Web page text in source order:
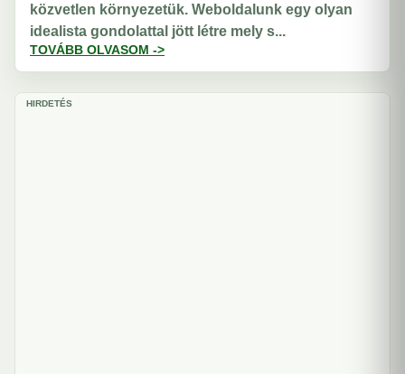
közvetlen környezetük. Weboldalunk egy olyan
idealista gondolattal jött létre mely s...
TOVÁBB OLVASOM ->
HIRDETÉS